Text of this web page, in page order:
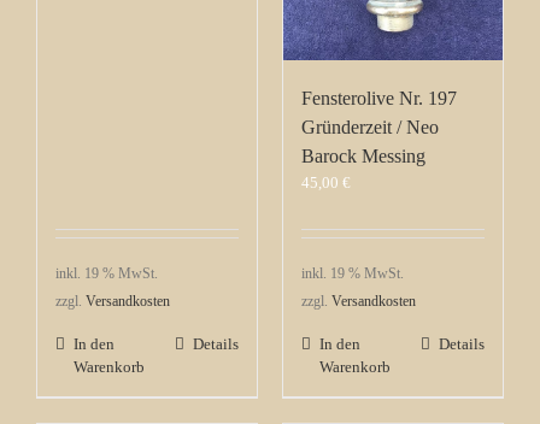
inkl. 19 % MwSt.
zzgl. Versandkosten
In den
Warenkorb
Details
Fensterolive Nr. 197
Gründerzeit / Neo
Barock Messing
45,00 €
inkl. 19 % MwSt.
zzgl. Versandkosten
In den
Warenkorb
Details